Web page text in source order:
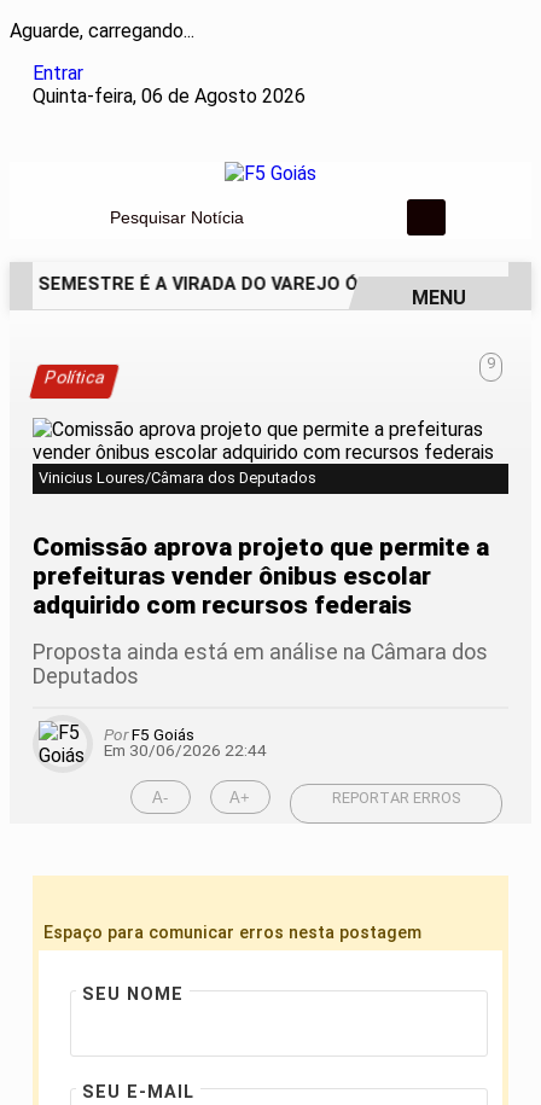
Aguarde, carregando...
Entrar
Quinta-feira, 06 de Agosto 2026
Pesquisar Notícia
SEMESTRE É A VIRADA DO VAREJO ÓPTICO EM 2026
MENU
Política
9
Vinicius Loures/Câmara dos Deputados
Comissão aprova projeto que permite a
prefeituras vender ônibus escolar
adquirido com recursos federais
Proposta ainda está em análise na Câmara dos
Deputados
PorF5 Goiás
Em 30/06/2026 22:44
A- A+ REPORTAR ERROS
Espaço para comunicar erros nesta postagem
SEU NOME
SEU E-MAIL